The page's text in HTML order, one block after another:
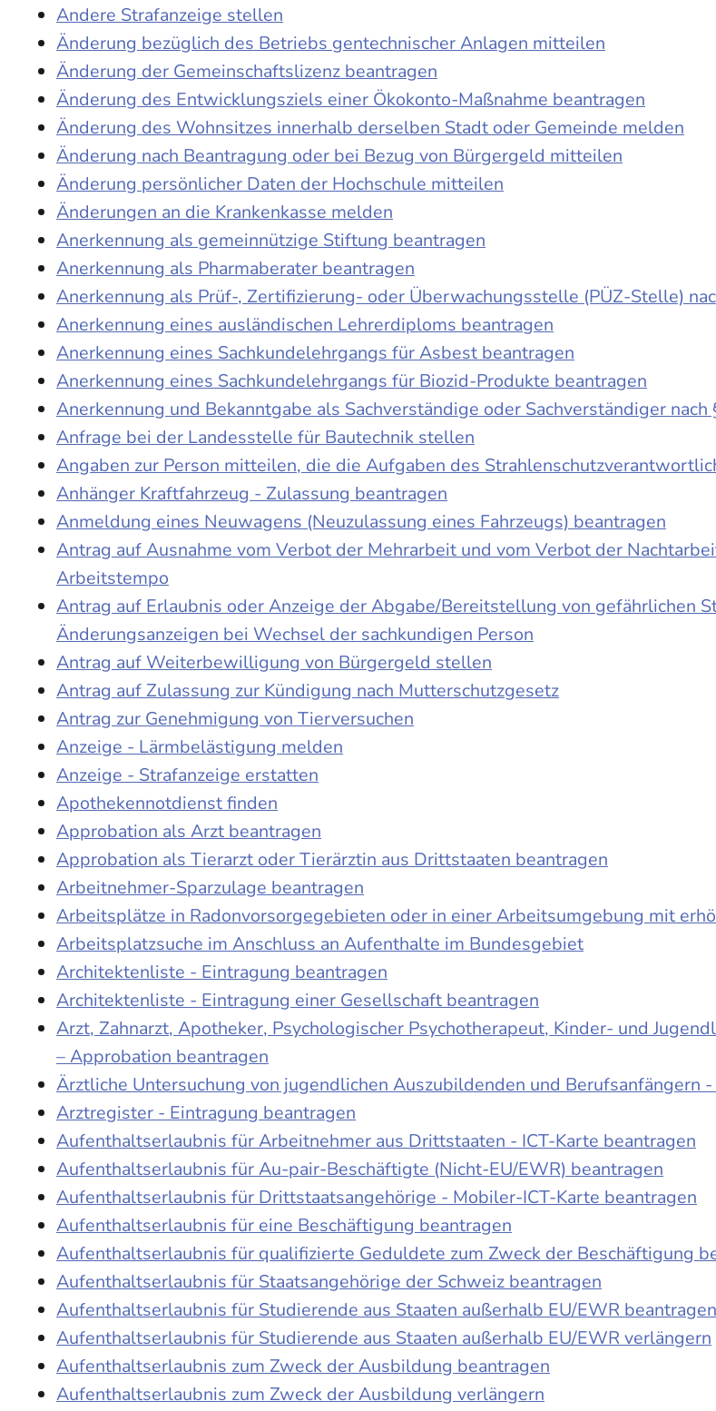
Andere Strafanzeige stellen
Änderung bezüglich des Betriebs gentechnischer Anlagen mitteilen
Änderung der Gemeinschaftslizenz beantragen
Änderung des Entwicklungsziels einer Ökokonto-Maßnahme beantragen
Änderung des Wohnsitzes innerhalb derselben Stadt oder Gemeinde melden
Änderung nach Beantragung oder bei Bezug von Bürgergeld mitteilen
Änderung persönlicher Daten der Hochschule mitteilen
Änderungen an die Krankenkasse melden
Anerkennung als gemeinnützige Stiftung beantragen
Anerkennung als Pharmaberater beantragen
Anerkennung als Prüf-, Zertifizierung- oder Überwachungsstelle (PÜZ-Stelle)
Anerkennung eines ausländischen Lehrerdiploms beantragen
Anerkennung eines Sachkundelehrgangs für Asbest beantragen
Anerkennung eines Sachkundelehrgangs für Biozid-Produkte beantragen
Anerkennung und Bekanntgabe als Sachverständige oder Sachverständiger
Anfrage bei der Landesstelle für Bautechnik stellen
Angaben zur Person mitteilen, die die Aufgaben des
Anhänger Kraftfahrzeug - Zulassung beantragen
Anmeldung eines Neuwagens (Neuzulassung eines Fahrzeugs) beantragen
Antrag auf Ausnahme vom Verbot der Mehrarbeit und vom Verbot der
Arbeitstempo
Antrag auf Erlaubnis oder Anzeige der Abgabe/Bereitstellung von gefährlichen
Änderungsanzeigen bei Wechsel der sachkundigen Person
Antrag auf Weiterbewilligung von Bürgergeld stellen
Antrag auf Zulassung zur Kündigung nach Mutterschutzgesetz
Antrag zur Genehmigung von Tierversuchen
Anzeige - Lärmbelästigung melden
Anzeige - Strafanzeige erstatten
Apothekennotdienst finden
Approbation als Arzt beantragen
Approbation als Tierarzt oder Tierärztin aus Drittstaaten beantragen
Arbeitnehmer-Sparzulage beantragen
Arbeitsplätze in Radonvorsorgegebieten oder in einer Arbeitsumgebung mit
Arbeitsplatzsuche im Anschluss an Aufenthalte im Bundesgebiet
Architektenliste - Eintragung beantragen
Architektenliste - Eintragung einer Gesellschaft beantragen
Arzt, Zahnarzt, Apotheker, Psychologischer Psychotherapeut, Kinder- und
– Approbation beantragen
Ärztliche Untersuchung von jugendlichen Auszubildenden und Berufsanfängern
Arztregister - Eintragung beantragen
Aufenthaltserlaubnis für Arbeitnehmer aus Drittstaaten - ICT-Karte beantragen
Aufenthaltserlaubnis für Au-pair-Beschäftigte (Nicht-EU/EWR) beantragen
Aufenthaltserlaubnis für Drittstaatsangehörige - Mobiler-ICT-Karte beantragen
Aufenthaltserlaubnis für eine Beschäftigung beantragen
Aufenthaltserlaubnis für qualifizierte Geduldete zum Zweck der Beschäftigung
Aufenthaltserlaubnis für Staatsangehörige der Schweiz beantragen
Aufenthaltserlaubnis für Studierende aus Staaten außerhalb EU/EWR beantragen
Aufenthaltserlaubnis für Studierende aus Staaten außerhalb EU/EWR verlängern
Aufenthaltserlaubnis zum Zweck der Ausbildung beantragen
Aufenthaltserlaubnis zum Zweck der Ausbildung verlängern